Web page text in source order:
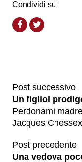
Condividi su
Post successivo
Un figliol
Perdonami madre
Jacques Chessex
Post precedente
Una vedova